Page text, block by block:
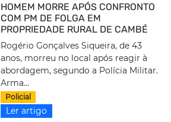
HOMEM MORRE APÓS CONFRONTO
COM PM DE FOLGA EM
PROPRIEDADE RURAL DE CAMBÉ
Rogério Gonçalves Siqueira, de 43
anos, morreu no local após reagir à
abordagem, segundo a Polícia Militar.
Arma...
Policial
Ler artigo